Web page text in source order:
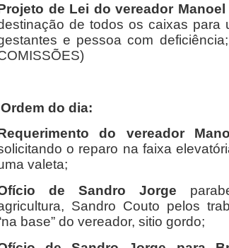
de Lei do vereador
de todos os caixas para
e pessoa com deficiência;
Ordem do dia:
do vereador
o reparo na faixa
valeta;
de Sandro Jorge
Sandro Couto pelos
base” do vereador, sitio gordo;